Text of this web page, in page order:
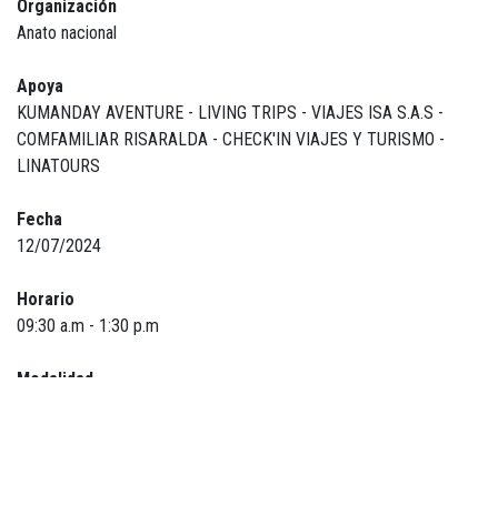
Organización
Anato nacional
Apoya
KUMANDAY AVENTURE - LIVING TRIPS - VIAJES ISA S.A.S -
COMFAMILIAR RISARALDA - CHECK'IN VIAJES Y TURISMO -
LINATOURS
Fecha
12/07/2024
Horario
09:30 a.m - 1:30 p.m
Modalidad